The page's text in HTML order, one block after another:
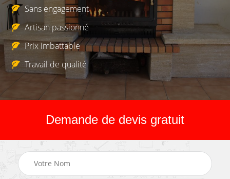
Sans engagement
Artisan passionné
Prix imbattable
Travail de qualité
Demande de devis gratuit